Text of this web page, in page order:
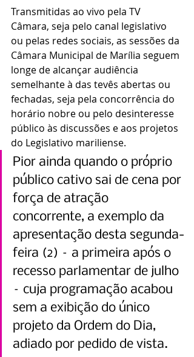
Transmitidas ao vivo pela TV
Câmara, seja pelo canal legislativo
ou pelas redes sociais, as sessões da
Câmara Municipal de Marília seguem
longe de alcançar audiência
semelhante à das tevês abertas ou
fechadas, seja pela concorrência do
horário nobre ou pelo desinteresse
público às discussões e aos projetos
do Legislativo mariliense.
Pior ainda quando o próprio
público cativo sai de cena por
força de atração
concorrente, a exemplo da
apresentação desta segunda-
feira (2) – a primeira após o
recesso parlamentar de julho
– cuja programação acabou
sem a exibição do único
projeto da Ordem do Dia,
adiado por pedido de vista.